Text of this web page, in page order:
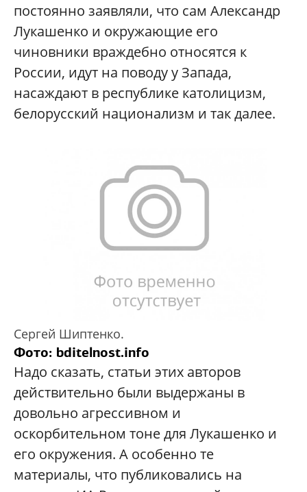
постоянно заявляли, что сам Александр
Лукашенко и окружающие его
чиновники враждебно относятся к
России, идут на поводу у Запада,
насаждают в республике католицизм,
белорусский национализм и так далее.
Сергей Шиптенко.
Фото: bditelnost.info
Надо сказать, статьи этих авторов
действительно были выдержаны в
довольно агрессивном и
оскорбительном тоне для Лукашенко и
его окружения. А особенно те
материалы, что публиковались на